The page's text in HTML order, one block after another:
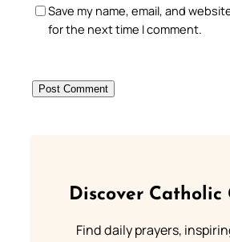
Save my name, email, and
for the next time I comment.
Discover Catholic
Find daily prayers,